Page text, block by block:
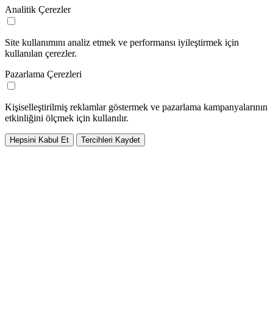
Analitik Çerezler
Site kullanımını analiz etmek ve performansı iyileştirmek için
kullanılan çerezler.
Pazarlama Çerezleri
Kişiselleştirilmiş reklamlar göstermek ve pazarlama kampanyalarının
etkinliğini ölçmek için kullanılır.
Hepsini Kabul Et Tercihleri Kaydet